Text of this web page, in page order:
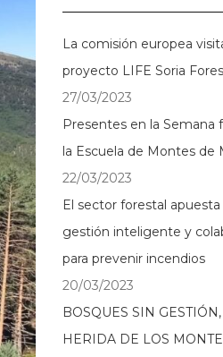
La comisión europea
proyecto LIFE Soria
27/03/2023
Presentes en la Semana
la Escuela de Montes de
22/03/2023
El sector forestal apuesta
gestión inteligente y
para prevenir incendios
20/03/2023
BOSQUES SIN
HERIDA DE LOS